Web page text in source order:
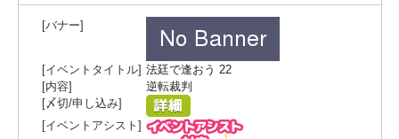
法廷で逢おう 22
逆転裁判